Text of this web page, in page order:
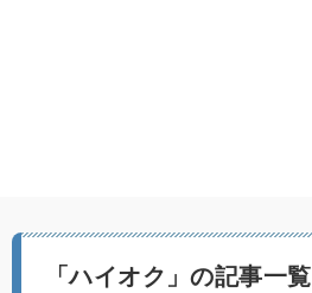
「ハイオク」の記事一覧